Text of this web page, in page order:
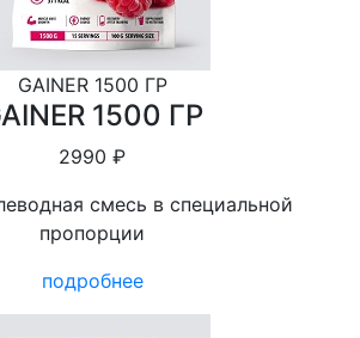
GAINER 1500 ГР
1500 ГР
2990 ₽
смесь в специальной
пропорции
подробнее